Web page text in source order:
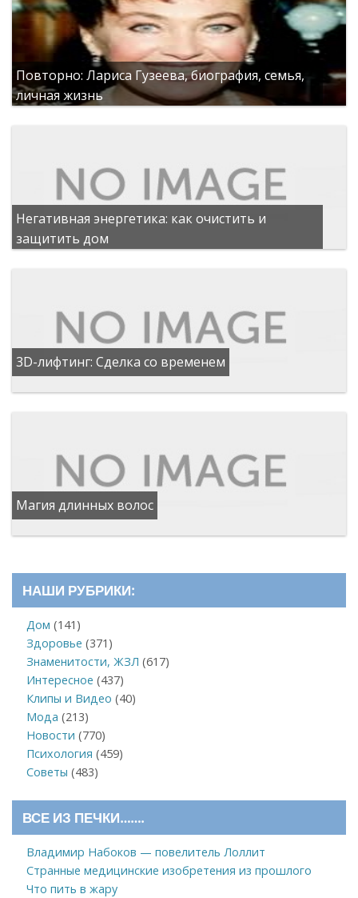
Повторно: Лариса Гузеева, биография, семья,
личная жизнь
Негативная энергетика: как очистить и
защитить дом
3D-лифтинг: Сделка со временем
Магия длинных волос
НАШИ РУБРИКИ:
Дом (141)
Здоровье (371)
Знаменитости, ЖЗЛ (617)
Интересное (437)
Клипы и Видео (40)
Мода (213)
Новости (770)
Психология (459)
Советы (483)
ВСЕ ИЗ ПЕЧКИ…….
Владимир Набоков — повелитель Лоллит
Странные медицинские изобретения из прошлого
Что пить в жару